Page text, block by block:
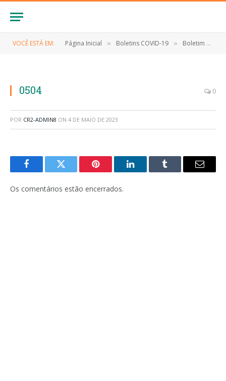
VOCÊ ESTÁ EM: Página Inicial » Boletins COVID-19 » Boletim COVID-19 (05/04/2023)
0504 0
POR CR2-ADMIN8 ON 4 DE MAIO DE 2023
FacebookTwitter Pinterest LinkedInTumblr
E-
Os comentários estão encerrados.